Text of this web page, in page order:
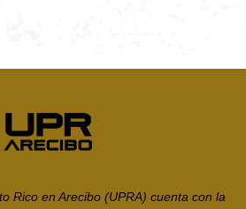
Rico en Arecibo (UPRA) cuenta con la